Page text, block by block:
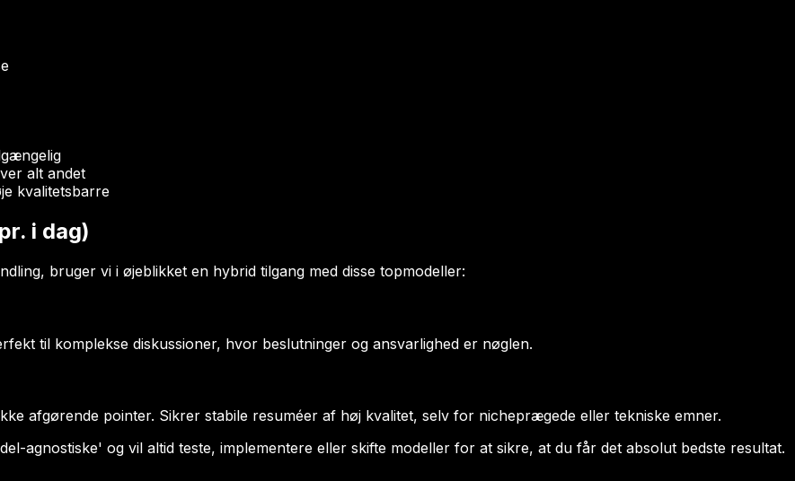
alt andet
kvalitetsbarre
i dag)
bruger vi i øjeblikket en hybrid tilgang med disse topmodeller:
til komplekse diskussioner, hvor beslutninger og ansvarlighed er nøglen.
afgørende pointer. Sikrer stabile resuméer af høj kvalitet, selv for nicheprægede eller tekniske emner.
agnostiske' og vil altid teste, implementere eller skifte modeller for at sikre, at du får det absolut bedste resultat.